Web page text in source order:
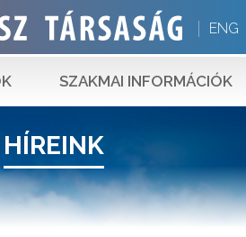
ENG
SZAKMAI INFORMÁCIÓK
HÍREINK